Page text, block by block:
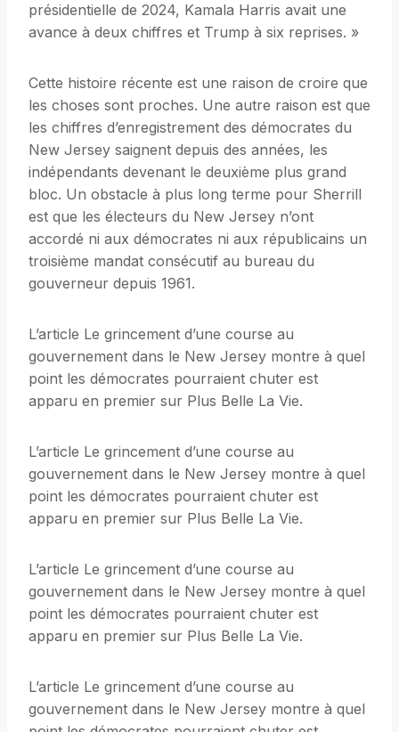
présidentielle de 2024, Kamala Harris avait une
avance à deux chiffres et Trump à six reprises. »
Cette histoire récente est une raison de croire que
les choses sont proches. Une autre raison est que
les chiffres d’enregistrement des démocrates du
New Jersey saignent depuis des années, les
indépendants devenant le deuxième plus grand
bloc. Un obstacle à plus long terme pour Sherrill
est que les électeurs du New Jersey n’ont
accordé ni aux démocrates ni aux républicains un
troisième mandat consécutif au bureau du
gouverneur depuis 1961.
L’article Le grincement d’une course au
gouvernement dans le New Jersey montre à quel
point les démocrates pourraient chuter est
apparu en premier sur Plus Belle La Vie.
L’article Le grincement d’une course au
gouvernement dans le New Jersey montre à quel
point les démocrates pourraient chuter est
apparu en premier sur Plus Belle La Vie.
L’article Le grincement d’une course au
gouvernement dans le New Jersey montre à quel
point les démocrates pourraient chuter est
apparu en premier sur Plus Belle La Vie.
L’article Le grincement d’une course au
gouvernement dans le New Jersey montre à quel